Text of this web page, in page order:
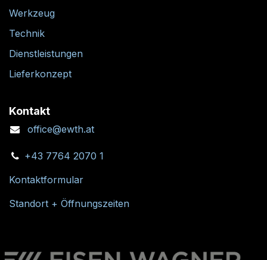
Werkzeug
Technik
Dienstleistungen
Lieferkonzept
Kontakt
office@ewth.at
+43 7764 2070 1
Kontaktformular
Standort + Öffnungszeiten